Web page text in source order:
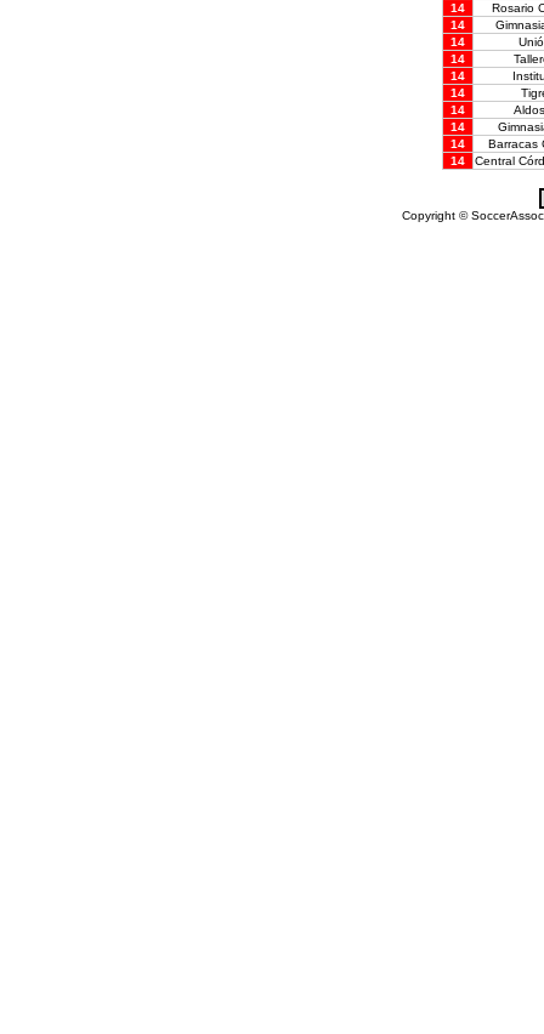
14
Rosario
14
14
14
14
14
14
14
14
Barracas
14
Central
Copyright ©